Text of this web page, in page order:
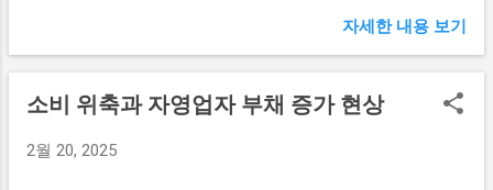
어, 금융업계 전반에 대한 신뢰 회복의 기초가 될 것입니다.
임 회장의 관리 아래에서 이 사건이 어떻게 전개될지는 향후
금융시장에 큰 영향을 미칠 것으로 보입니다. 우리은행의 부
당대출 문제점 우리은행에서 발생한 부당대출 사건은 그동안
었습니다. 이 문제는 단순히 개인의 실수나 부주의에 의한 것
울시와 한화손해보험이 공동으로 추진한 이번 미혼남녀 만남
옥에서 진행되었으며, 150명 이상의 미혼 남녀가 모여 소중한
인연을 위해 다양한 프로그램에 참여했습니다. 참가자들은
을 발견할 수 있는 기회를 가졌습니다. 행사에서는 다양한 대
자세한 내용 보기
소비 위축과 자영업자 부채 증가 현상
2월 20, 2025